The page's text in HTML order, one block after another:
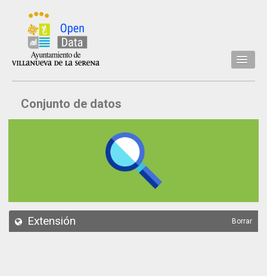
Inicio
Datos
API
Conjunto de datos
Extensión Borrar